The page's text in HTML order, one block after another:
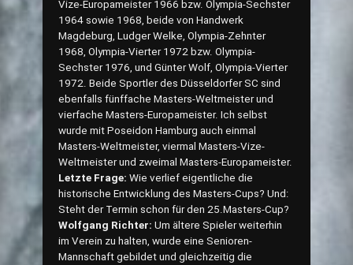
Vize-Europameister 1966 bzw. Olympia-Sechster
1964 sowie 1968, beide von Handwerk
Magdeburg, Ludger Welke, Olympia-Zehnter
1968, Olympia-Vierter 1972 bzw. Olympia-
Sechster 1976, und Günter Wolf, Olympia-Vierter
1972. Beide Sportler des Düsseldorfer SC sind
ebenfalls fünffache Masters-Weltmeister und
vierfache Masters-Europameister. Ich selbst
wurde mit Poseidon Hamburg auch einmal
Masters-Weltmeister, viermal Masters-Vize-
Weltmeister und zweimal Masters-Europameister.
Letzte Frage: Wie verlief eigentliche die
historische Entwicklung des Masters-Cups? Und:
Steht der Termin schon für den 25.Masters-Cup?
Wolfgang Richter: Um ältere Spieler weiterhin
im Verein zu halten, wurde eine Senioren-
Mannschaft gebildet und gleichzeitig die